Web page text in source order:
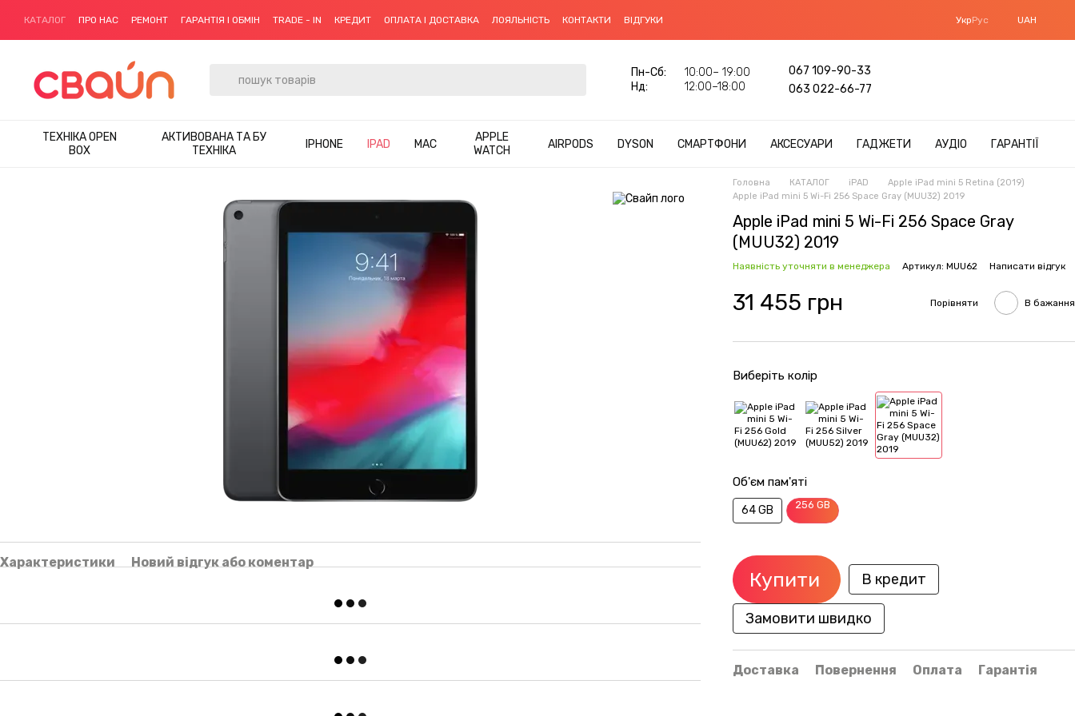
КАТАЛОГ ПРО НАС РЕМОНТ ГАРАНТІЯ І ОБМІН TRADE - IN КРЕДИТ ОПЛАТА І ДОСТАВКА ЛОЯЛЬНІСТЬ КОНТАКТИ ВІДГУКИ УкрРус UAH
Пн-Cб:
10:00– 19:00
Нд:
12:00–18:00
067 109-90-33
063 022-66-77
ТЕХНІКА OPEN
BOX
АКТИВОВАНА ТА БУ
ТЕХНІКА
IPHONE IPAD MAC
APPLE
WATCH
AIRPODS DYSON СМАРТФОНИ АКСЕСУАРИ ГАДЖЕТИ АУДІО ГАРАНТІЇ
Характеристики Новий відгук або коментар
Головна КАТАЛОГ iPAD
Apple iPad mini 5 Retina (2019)
Apple iPad mini 5 Wi-Fi 256 Space Gray (MUU32) 2019
Apple iPad mini 5 Wi-Fi 256 Space Gray
(MUU32) 2019
Наявність уточняти в менеджера Артикул: MUU62 Написати відгук
31 455 грн Порівняти В бажання
Виберіть колір
Об'єм пам'яті
64 GB 256 GB
Купити В кредит
Замовити швидко
Доставка Повернення Оплата Гарантія